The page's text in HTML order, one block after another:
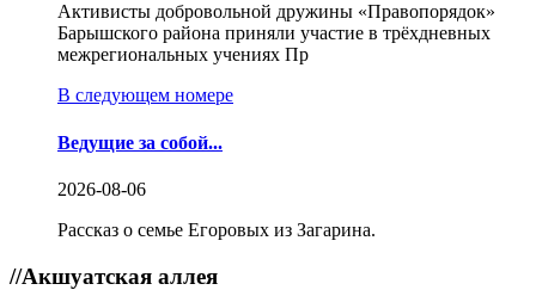
Активисты добровольной дружины «Правопорядок»
Барышского района приняли участие в трёхдневных
межрегиональных учениях Пр
В следующем номере
Ведущие за собой...
2026-08-06
Рассказ о семье Егоровых из Загарина.
//Акшуатская аллея